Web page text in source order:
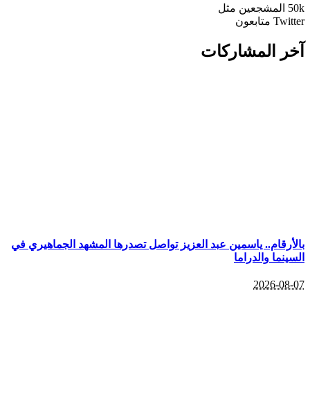
50k المشجعين مثل
Twitter متابعون
آخر المشاركات
بالأرقام.. ياسمين عبد العزيز تواصل تصدرها المشهد الجماهيري في
السينما والدراما
2026-08-07